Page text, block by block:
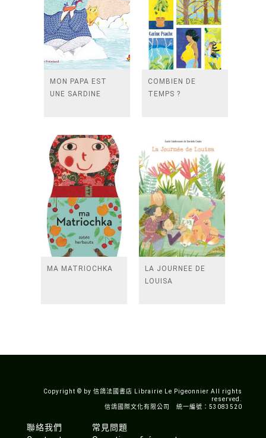
MON PAPA EST
UNE SARDINE
COMBIEN DE
TEMPS ?
MA MATRIOCHKA
LA JOURNEE DE
LOUISA
Copyright © by 信鴿法國書店 Librairie Le Pigeonnier All rights
reserved.
信鴿國際文化有限公司 統一編號：53083520
聯絡我們
常見問題